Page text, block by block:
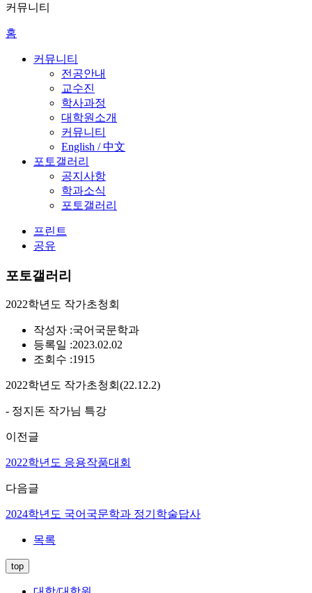
커뮤니티
홈
커뮤니티
전공안내
교수진
학사과정
대학원소개
커뮤니티
English / 中文
포토갤러리
공지사항
학과소식
포토갤러리
프린트
공유
포토갤러리
2022학년도 작가초청회
작성자 :국어국문학과
등록일 :2023.02.02
조회수 :1915
2022학년도 작가초청회(22.12.2)
- 정지돈 작가님 특강
이전글
2022학년도 응용작품대회
다음글
2024학년도 국어국문학과 정기학술답사
목록
top